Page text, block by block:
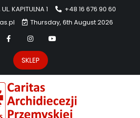
KAPITULNA 1
+48 16 676 90 60
Thursday, 6th August 2026
SKLEP